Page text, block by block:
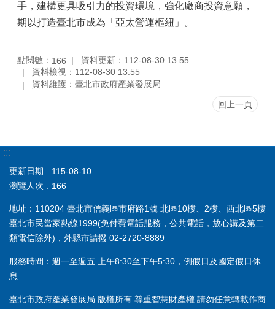
手，建構更具吸引力的投資環境，強化廠商投資意願，
期以打造臺北市成為「亞太營運樞紐」。
點閱數： 166
資料更新：112-08-30 13:55
資料檢視：112-08-30 13:55
資料維護：臺北市政府產業發展局
回上一頁
:::
更新日期
115-08-10
瀏覽人次
166
地址：110204 臺北市信義區市府路1號 北區10樓、2樓、西北區5樓
臺北市民當家熱線1999(免付費電話服務，公共電話，放心講及第二
類電信除外)，外縣市請撥 02-2720-8889
服務時間：週一至週五 上午8:30至下午5:30，例假日及國定假日休
息
臺北市政府產業發展局 版權所有 尊重智慧財產權 請勿任意轉載作商